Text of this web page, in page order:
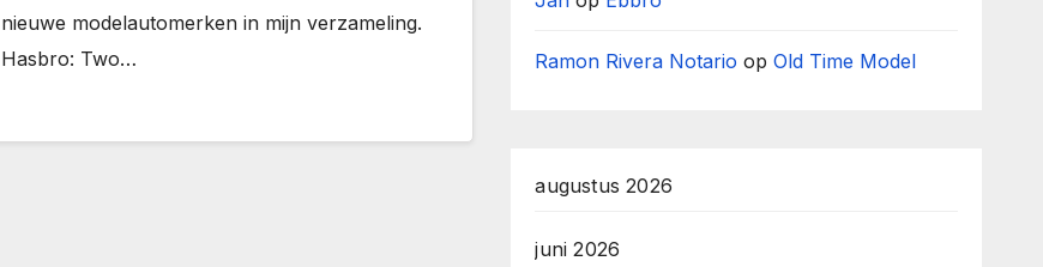
nieuwe modelautomerken in mijn verzameling.
Hasbro: Two…
Ramon Rivera Notario opOld Time Model
augustus 2026
juni 2026